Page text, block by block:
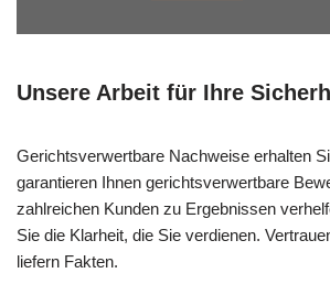
Unsere Arbeit für Ihre
Gerichtsverwertbare Nachweise erhalten
garantieren Ihnen gerichtsverwertbare
zahlreichen Kunden zu Ergebnissen
Sie die Klarheit, die Sie verdienen.
liefern Fakten.